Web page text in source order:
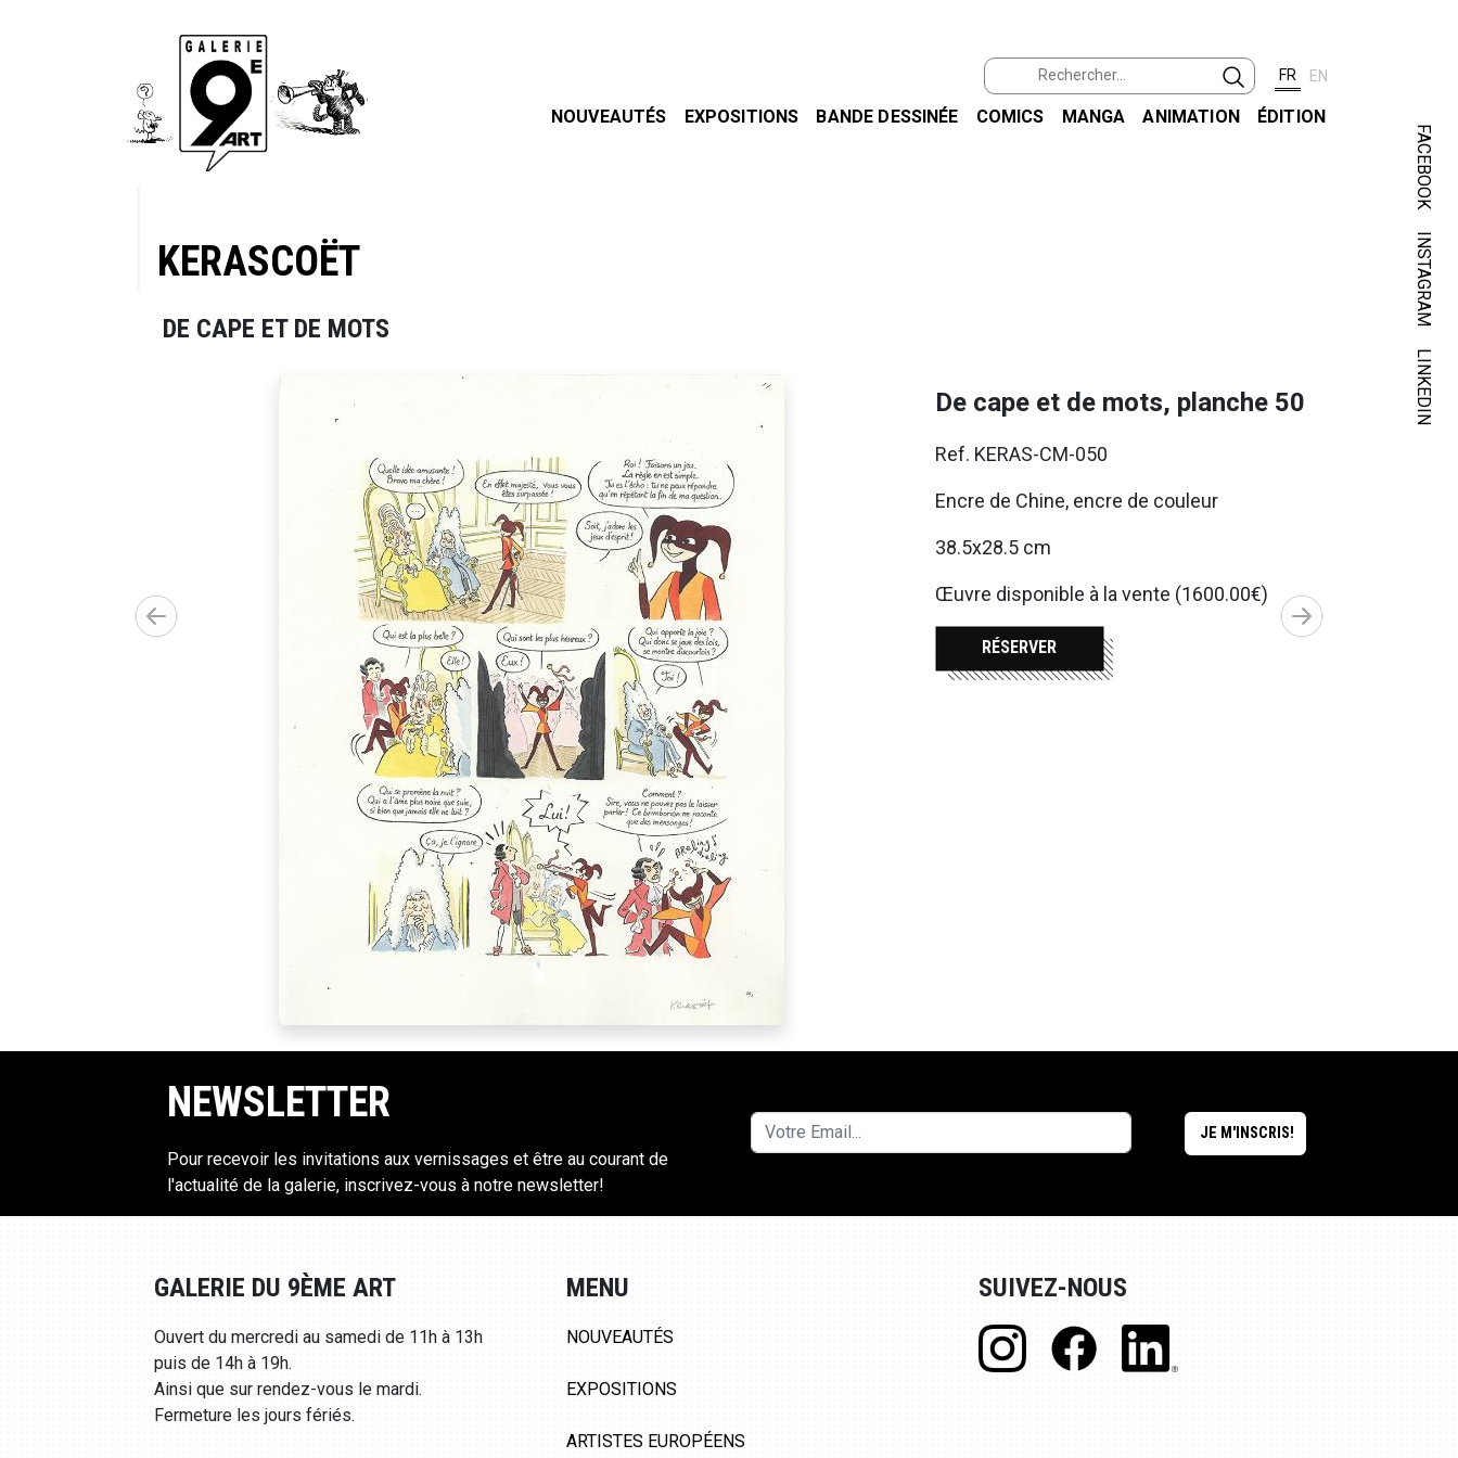
FR EN
NOUVEAUTÉS EXPOSITIONS BANDE DESSINÉE COMICS MANGA ANIMATION ÉDITION
FACEBOOK
INSTAGRAM
LINKEDIN
KERASCOËT
DE CAPE ET DE MOTS
De cape et de mots, planche 50
Ref. KERAS-CM-050
Encre de Chine, encre de couleur
38.5x28.5 cm
Œuvre disponible à la vente (1600.00€)
RÉSERVER
DE
NEWSLETTER
Pour recevoir les invitations aux vernissages et être au courant de
l'actualité de la galerie, inscrivez-vous à notre newsletter!
GALERIE DU 9ÈME ART
Ouvert du mercredi au samedi de 11h à 13h
puis de 14h à 19h.
Ainsi que sur rendez-vous le mardi.
Fermeture les jours fériés.
MENU
NOUVEAUTÉS
EXPOSITIONS
ARTISTES EUROPÉENS
SUIVEZ-NOUS